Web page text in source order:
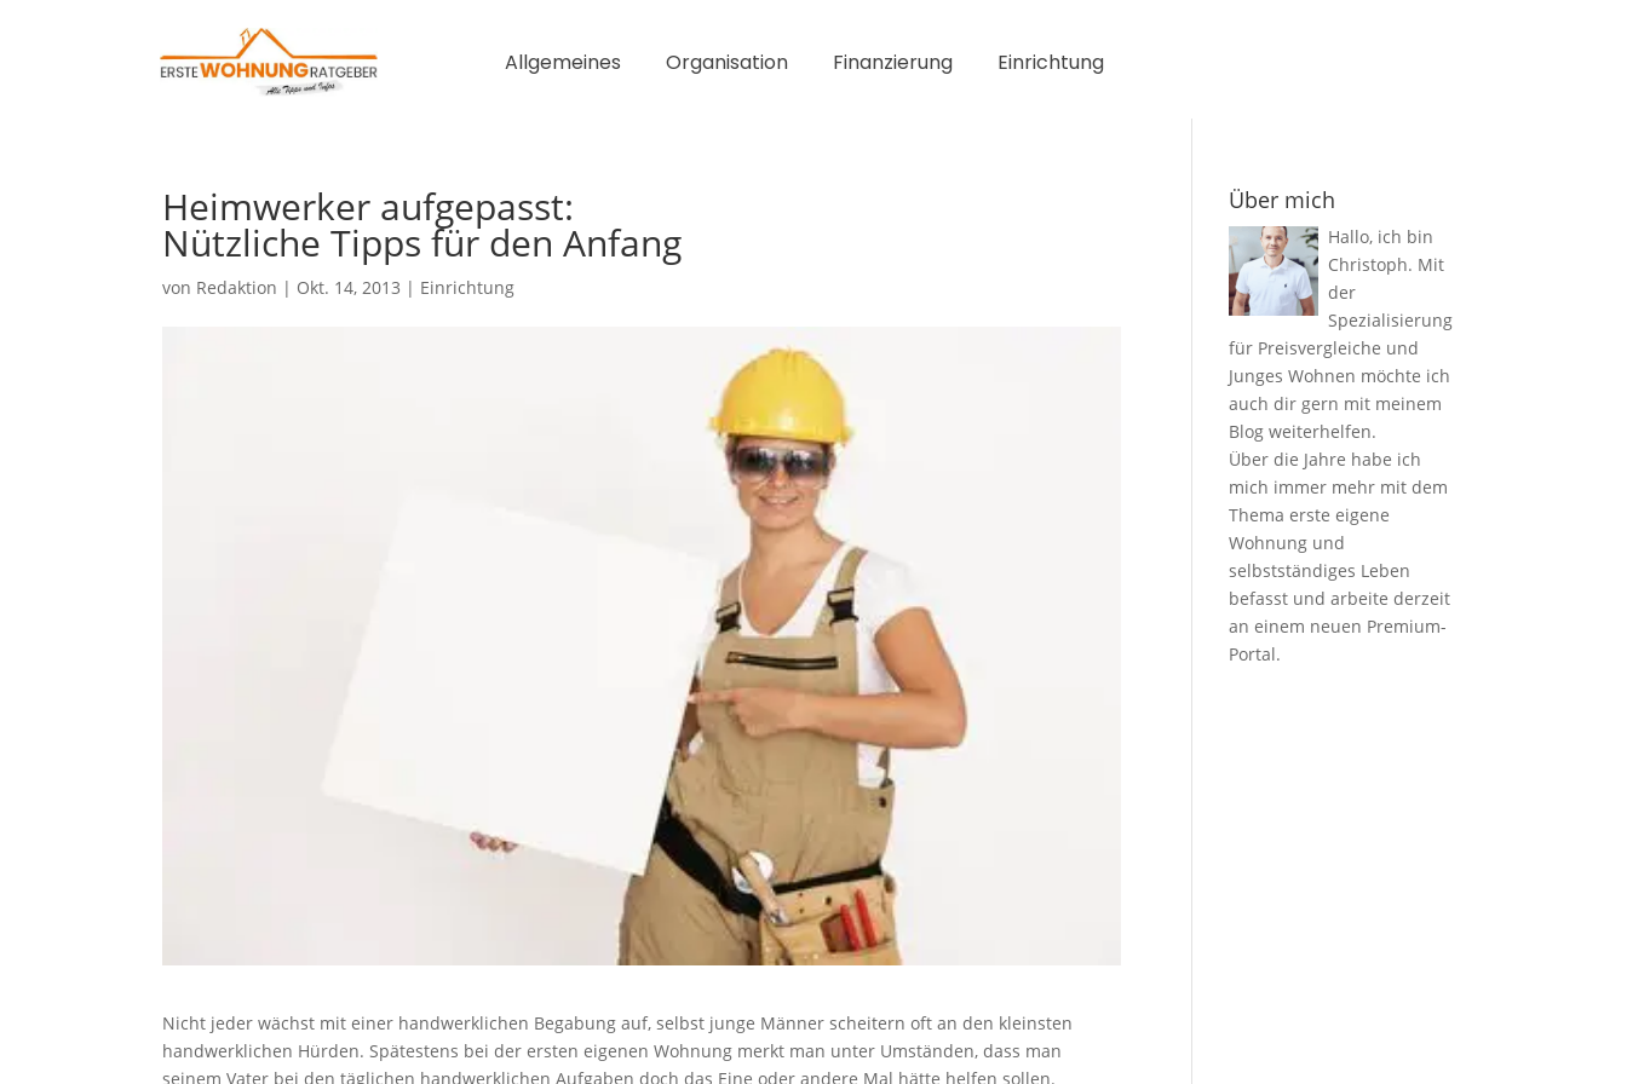
Allgemeines Organisation Finanzierung Einrichtung
Heimwerker aufgepasst:
Nützliche Tipps für den Anfang
von Redaktion | Okt. 14, 2013 | Einrichtung
Nicht jeder wächst mit einer handwerklichen Begabung auf, selbst junge Männer scheitern oft an den kleinsten
handwerklichen Hürden. Spätestens bei der ersten eigenen Wohnung merkt man unter Umständen, dass man
seinem Vater bei den täglichen handwerklichen Aufgaben doch das Eine oder andere Mal hätte helfen sollen.
Über mich
Hallo, ich bin
Christoph. Mit
der
Spezialisierung
für Preisvergleiche und
Junges Wohnen möchte ich
auch dir gern mit meinem
Blog weiterhelfen.
Über die Jahre habe ich
mich immer mehr mit dem
Thema erste eigene
Wohnung und
selbstständiges Leben
befasst und arbeite derzeit
an einem neuen Premium-
Portal.